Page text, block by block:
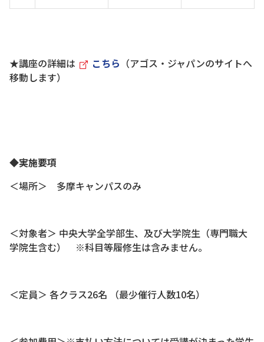
★講座の詳細は こちら （アゴス・ジャパンのサイトへ
移動します）
◆実施要項
＜場所＞ 多摩キャンパスのみ
＜対象者＞ 中央大学全学部生、及び大学院生（専門職大
学院生含む） ※科目等履修生は含みません。
＜定員＞ 各クラス26名 （最少催行人数10名）